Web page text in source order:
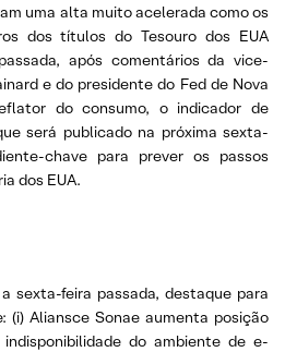
uma alta muito acelerada como os
dos títulos do Tesouro dos EUA
após comentários da vice-
e do presidente do Fed de Nova
do consumo, o indicador de
será publicado na próxima sexta-
chave para prever os passos
dos EUA.
sexta-feira passada, destaque para
(i) Aliansce Sonae aumenta posição
do ambiente de e-